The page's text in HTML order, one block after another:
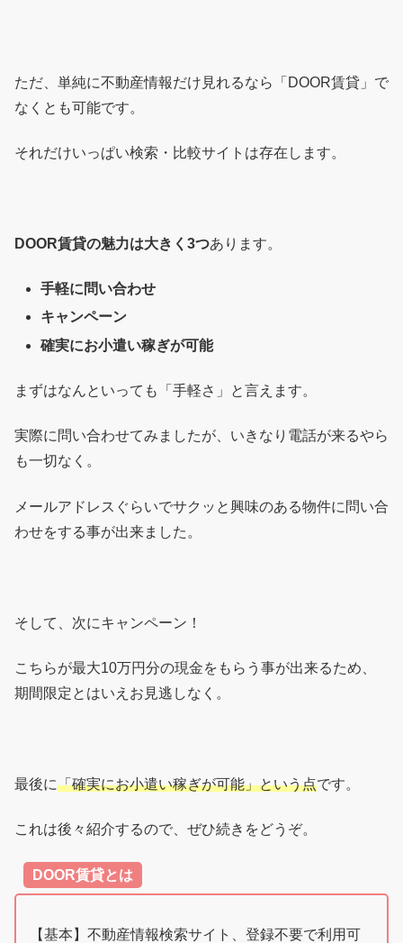
ただ、単純に不動産情報だけ見れるなら「DOOR賃貸」で
なくとも可能です。
それだけいっぱい検索・比較サイトは存在します。
DOOR賃貸の魅力は大きく3つあります。
手軽に問い合わせ
キャンペーン
確実にお小遣い稼ぎが可能
まずはなんといっても「手軽さ」と言えます。
実際に問い合わせてみましたが、いきなり電話が来るやら
も一切なく。
メールアドレスぐらいでサクッと興味のある物件に問い合
わせをする事が出来ました。
そして、次にキャンペーン！
こちらが最大10万円分の現金をもらう事が出来るため、
期間限定とはいえお見逃しなく。
最後に「確実にお小遣い稼ぎが可能」という点です。
これは後々紹介するので、ぜひ続きをどうぞ。
DOOR賃貸とは
【基本】不動産情報検索サイト、登録不要で利用可